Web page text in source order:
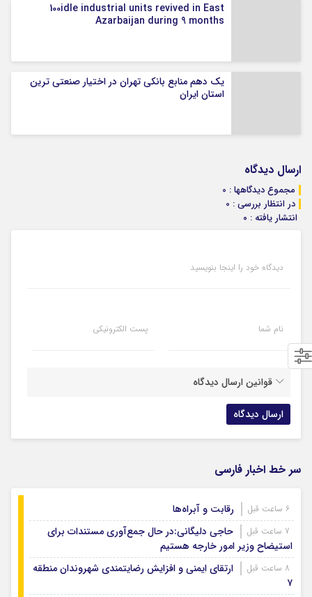
100idle industrial units revived in East
Azarbaijan during 9 months
یک دهم منابع بانکی تهران در اختیار صنعتی ترین
استان ایران
ارسال دیدگاه
مجموع دیدگاهها : 0
در انتظار بررسی : 0
انتشار یافته : ۰
دیدگاه خود را اینجا بنویسید
نام شما پست الکترونیکی
قوانین ارسال دیدگاه
سر خط اخبار فارسی
رقابت و آبراه‌ها
حاجی دلیگانی:در حال جمع‌آوری مستندات برای
استیضاح وزیر امور خارجه هستیم
ارتقای ایمنی و افزایش رضایتمندی شهروندان منطقه
۷